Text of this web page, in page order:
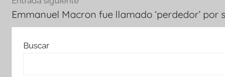
Emmanuel Macron fue llamado ‘perdedor’ por
Buscar